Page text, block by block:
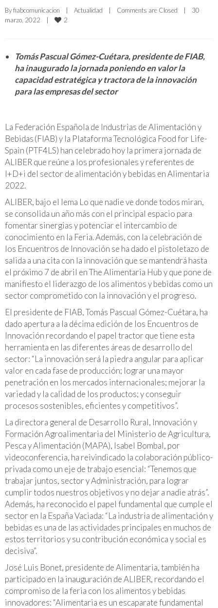
By fiabcomunicacion Actualidad Comments are Closed
30
marzo, 2022
2
Tomás Pascual Gómez-Cuétara, presidente de FIAB,
ha inaugurado la jornada poniendo en valor la
capacidad estratégica y tractora de la innovación
para las empresas del sector
La Federación Española de Industrias de Alimentación y
Bebidas(FIAB) y la Plataforma Tecnológica Food for Life-
Spain (PTF4LS) han celebrado hoy la primera jornada de
ALIBER que reúne a los profesionales y referentes de
I+D+i del sector de alimentación y bebidas en Alimentaria
2022.
ALIBER, bajo el lema Lo que nadie ve donde todos miran,
se consolida un año más con el principal espacio para
fomentar sinergias y potenciar el intercambio de
conocimiento en la Feria. Además, con la celebración de
los Encuentros de Innovación se ha dado el pistoletazo de
salida a una cita con la innovación que se mantendrá hasta
el próximo 7 de abril en The Alimentaria Hub y que pone de
manifiesto el liderazgo de los alimentos y bebidas como un
sector comprometido con la innovación y el progreso.
El presidente de FIAB, Tomás Pascual Gómez-Cuétara, ha
dado apertura a la décima edición de los Encuentros de
Innovación recordando el papel tractor que tiene esta
herramienta en las diferentes áreas de desarrollo del
sector: “La innovación será la piedra angular para aplicar
valor en cada fase de producción; lograr una mayor
penetración en los mercados internacionales; mejorar la
variedad y la calidad de los productos; y conseguir
procesos sostenibles, eficientes y competitivos”.
La directora general de Desarrollo Rural, Innovación y
Formación Agroalimentaria del Ministerio de Agricultura,
Pesca y Alimentación (MAPA), Isabel Bombal, por
videoconferencia, ha reivindicado la colaboración público-
privada como un eje de trabajo esencial: “Tenemos que
trabajar juntos, sector y Administración, para lograr
cumplir todos nuestros objetivos y no dejar a nadie atrás”.
Además, ha reconocido el papel fundamental que cumple el
sector en la España Vaciada: “La industria de alimentación y
bebidas es una de las actividades principales en muchos de
estos territorios y su contribución económica y social es
decisiva”.
José Luis Bonet, presidente de Alimentaria, también ha
participado en la inauguración de ALIBER, recordando el
compromiso de la feria con los alimentos y bebidas
innovadores: “Alimentaria es un escaparate fundamental